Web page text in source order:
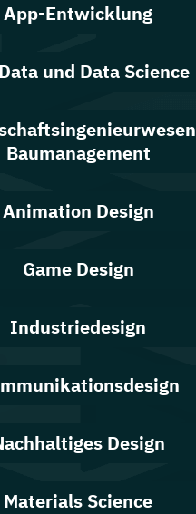
App-Entwicklung
und Data Science
Baumanagement
Animation Design
Game Design
Industriedesign
Design
Materials Science